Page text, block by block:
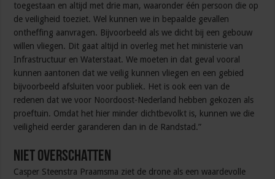
toegestaan en altijd met drie man, waaronder één persoon die op
de veiligheid toeziet. Wel kunnen we in bepaalde gevallen
ontheffing aanvragen. Bijvoorbeeld als we dicht bij een gebouw
willen vliegen. Dit gaat altijd in overleg met het ministerie van
Infrastructuur en Waterstaat. We moeten in dat geval vooral
kunnen aantonen dat we veilig kunnen vliegen en een gebied
bijvoorbeeld afsluiten voor publiek. Het is ook een van de
redenen dat we voor Noordoost-Nederland hebben gekozen als
proeftuin. Omdat het hier minder dichtbevolkt is, kunnen we die
veiligheid eerder garanderen dan in de Randstad.”
Niet overschatten
Casper Steenstra Praamsma ziet de drone als een waardevolle